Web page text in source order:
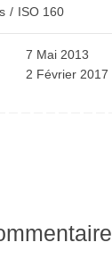
/ ISO 160
7 Mai 2013
2 Février 2017